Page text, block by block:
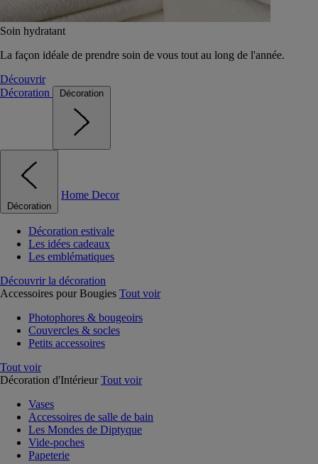
Soin hydratant
La façon idéale de prendre soin de vous tout au long de l'année.
Découvrir
Décoration
Décoration
Décoration
Home Decor
Décoration estivale
Les idées cadeaux
Les emblématiques
Découvrir la décoration
Accessoires pour Bougies Tout voir
Photophores & bougeoirs
Couvercles & socles
Petits accessoires
Tout voir
Décoration d'Intérieur Tout voir
Vases
Accessoires de salle de bain
Les Mondes de Diptyque
Vide-poches
Papeterie